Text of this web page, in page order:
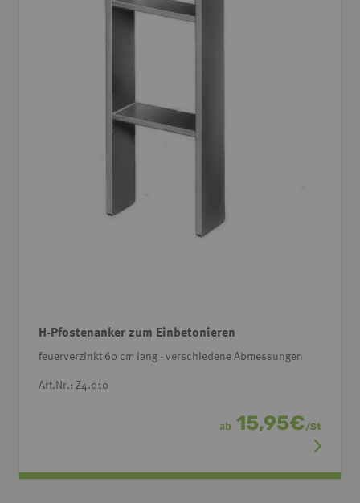
H-Pfostenanker zum Einbetonieren
feuerverzinkt 60 cm lang - verschiedene Abmessungen
Art.Nr.: Z4.010
ab 15,95€/St